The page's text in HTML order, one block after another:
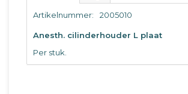
Artikelnummer: 2005010
Anesth. cilinderhouder L plaat
Per stuk.